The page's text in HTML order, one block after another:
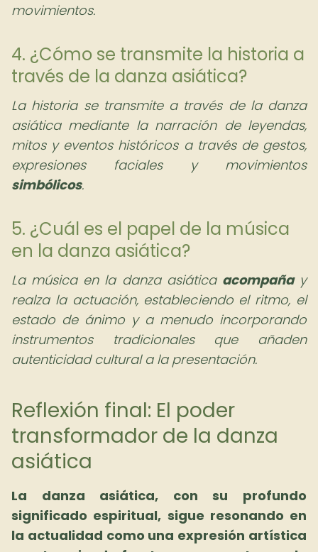
movimientos.
4. ¿Cómo se transmite la historia a
través de la danza asiática?
La historia se transmite a través de la danza
asiática mediante la narración de leyendas,
mitos y eventos históricos a través de gestos,
expresiones faciales y movimientos
simbólicos.
5. ¿Cuál es el papel de la música
en la danza asiática?
La música en la danza asiática acompañay
realza la actuación, estableciendo el ritmo, el
estado de ánimo y a menudo incorporando
instrumentos tradicionales que añaden
autenticidad cultural a la presentación.
Reflexión final: El poder
transformador de la danza
asiática
La danza asiática, con su profundo
significado espiritual, sigue resonando en
la actualidad como una expresión artística